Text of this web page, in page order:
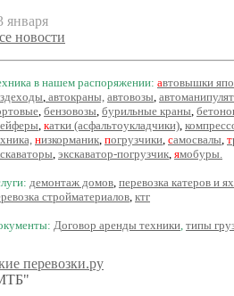
января
новости
в нашем распоряжении: автовышки
, автокраны, автовозы,
, бензовозы, бурильные краны,
, катки (асфальтоукладчики),
низкорманик, погрузчики, самосвалы, т
, экскаватор-погрузчик, ямобуры.
демонтаж домов, перевозка катеров и
стройматериалов, ктг
Договор аренды техники, типы
перевозки.ру